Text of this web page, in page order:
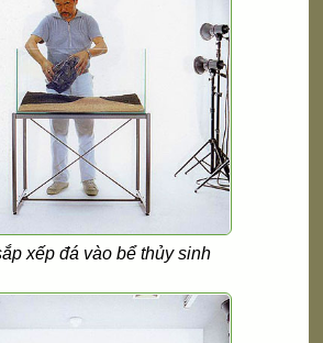
xếp đá vào bể thủy sinh